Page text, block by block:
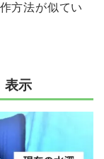
方法が似てい
表示